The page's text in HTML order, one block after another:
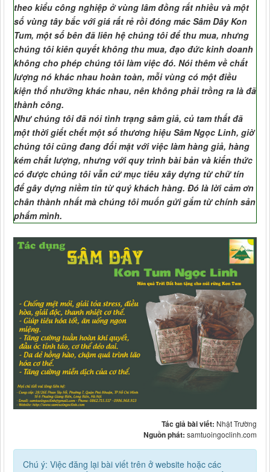
theo kiểu công nghiệp ở vùng lâm đồng rất nhiều và một
số vùng tây bắc với giá rất rẻ rồi đóng mác Sâm Dây Kon
Tum, một số bên đã liên hệ chúng tôi để thu mua, nhưng
chúng tôi kiên quyết không thu mua, đạo đức kinh doanh
không cho phép chúng tôi làm việc đó. Nói thêm về chất
lượng nó khác nhau hoàn toàn, mỗi vùng có một điều
kiện thổ nhưỡng khác nhau, nên không phải trồng ra là đã
thành công.
Như chúng tôi đã nói tình trạng sâm giả, củ tam thất đã
một thời giết chết một số thương hiệu Sâm Ngọc Linh, giờ
chúng tôi cũng đang đối mặt với việc làm hàng giả, hàng
kém chất lượng, nhưng với quy trình bài bản và kiến thức
có được chúng tôi vẫn cứ mục tiêu xây dựng từ chữ tín
để gây dựng niềm tin từ quý khách hàng. Đó là lời cảm ơn
chân thành nhất mà chúng tôi muốn gửi gắm từ chính sản
phẩm mình.
Tác giả bài viết: Nhật Trường
Nguồn phát: samtuoingoclinh.com
Chú ý: Việc đăng lại bài viết trên ở website hoặc các